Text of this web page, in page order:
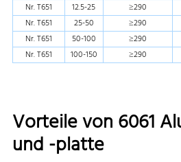
Nr. T651
12.5-25 ≥290
Nr. T651
25-50 ≥290
Nr. T651
50-100 ≥290
Nr. T651
100-150 ≥290
Vorteile von 6061
und -platte